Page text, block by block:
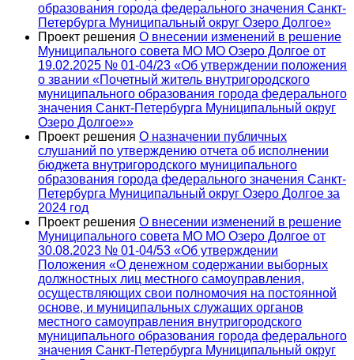
образования города федерального значения Санкт-
Петербурга Муниципальный округ Озеро Долгое»
Проект решения О внесении изменений в решение
Муниципального совета МО МО Озеро Долгое от
19.02.2025 № 01-04/23 «Об утверждении положения
o звании «Почетный житель внутригородского
муниципального образования города федерального
значения Санкт-Петербурга Муниципальный округ
Озеро Долгое»»
Проект решения О назначении публичных
слушаний по утверждению отчета об исполнении
бюджета внутригородского муниципального
образования города федерального значения Санкт-
Петербурга Муниципальный округ Озеро Долгое за
2024 год
Проект решения О внесении изменений в решение
Муниципального совета МО МО Озеро Долгое от
30.08.2023 № 01-04/53 «Об утверждении
Положения «О денежном содержании выборных
должностных лиц местного самоуправления,
осуществляющих свои полномочия на постоянной
основе, и муниципальных служащих органов
местного самоуправления внутригородского
муниципального образования города федерального
значения Санкт-Петербурга Муниципальный округ